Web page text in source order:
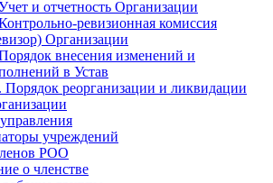
и отчетность Организации
ревизионная комиссия
Организации
внесения изменений и
в Устав
Порядок реорганизации и ликвидации
учреждений
РОО
о членстве